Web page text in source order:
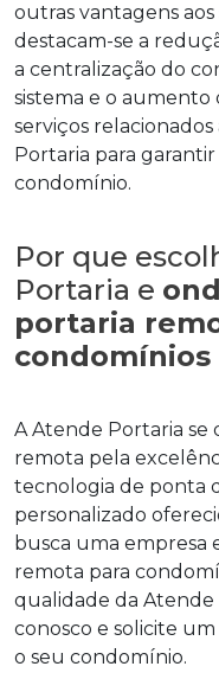
outras vantagens
destacam-se a
a centralização do
sistema e o
serviços
Portaria para
condomínio.
Por que
Portaria e
portaria
condomínios
A Atende Portaria se
remota pela
tecnologia de ponta
personalizado
busca uma empresa
remota para
qualidade da
conosco e solicite
o seu condomínio.